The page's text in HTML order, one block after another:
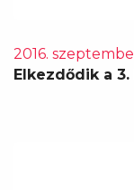
2016.
Elkezdődik a 3.